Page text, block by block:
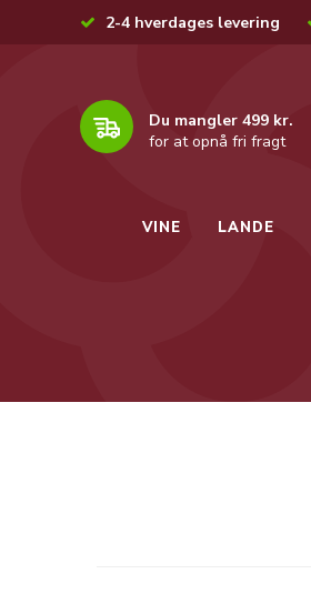
2-4 hverdages levering
Du mangler 499 kr.
for at opnå fri fragt
VINE LANDE